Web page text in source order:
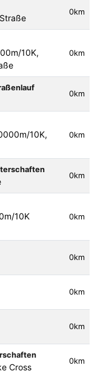
0km
10K,
0km
0km
10K,
0km
0km
10K
0km
0km
0km
0km
Cross
0km